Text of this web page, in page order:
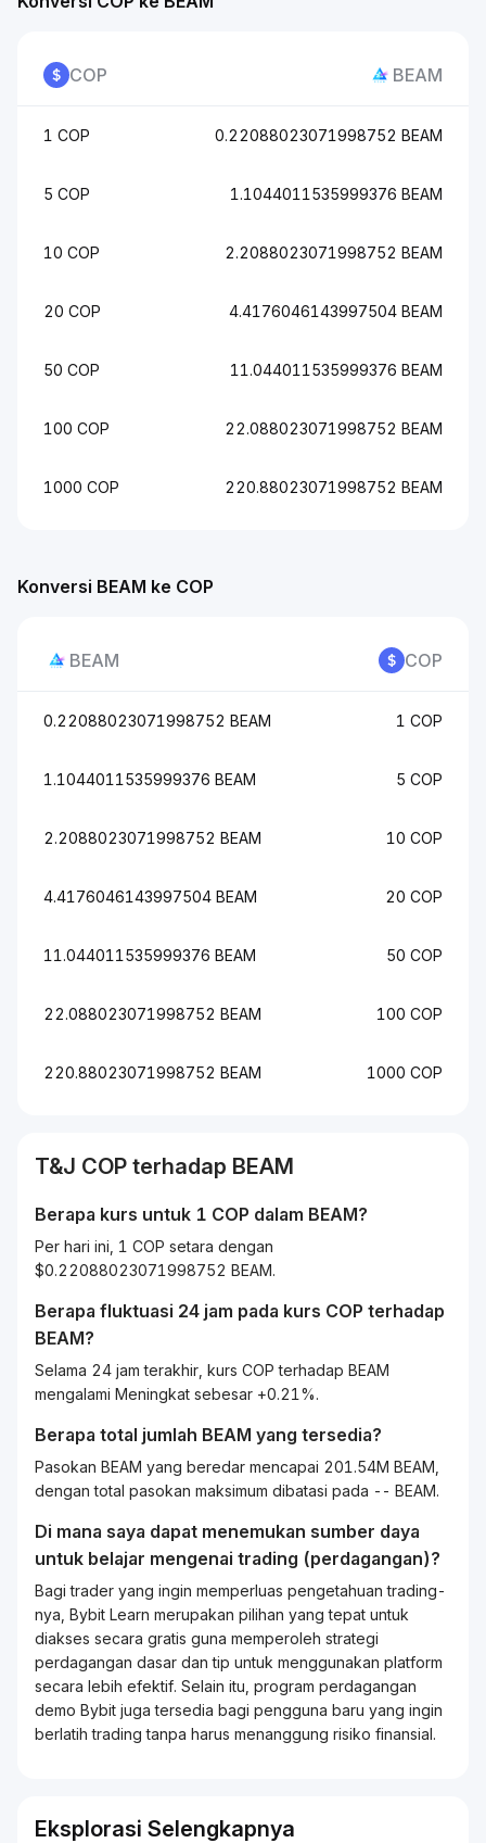
Konversi BEAM ke COP
BEAM COP
0.22088023071998752 BEAM 1 COP
1.1044011535999376 BEAM 5 COP
2.2088023071998752 BEAM 10 COP
4.4176046143997504 BEAM 20 COP
11.044011535999376 BEAM 50 COP
22.088023071998752 BEAM 100 COP
220.88023071998752 BEAM 1000 COP
COP BEAM
1 COP 0.22088023071998752 BEAM
5 COP 1.1044011535999376 BEAM
10 COP 2.2088023071998752 BEAM
20 COP 4.4176046143997504 BEAM
50 COP 11.044011535999376 BEAM
100 COP 22.088023071998752 BEAM
1000 COP 220.88023071998752 BEAM
T&J COP terhadap BEAM
Berapa kurs untuk 1 COP dalam BEAM?
Per hari ini, 1 COP setara dengan
$0.22088023071998752 BEAM.
Berapa fluktuasi 24 jam pada kurs COP terhadap
BEAM?
Selama 24 jam terakhir, kurs COP terhadap BEAM
mengalami Meningkat sebesar +0.21%.
Berapa total jumlah BEAM yang tersedia?
Pasokan BEAM yang beredar mencapai 201.54M BEAM,
dengan total pasokan maksimum dibatasi pada -- BEAM.
Di mana saya dapat menemukan sumber daya
untuk belajar mengenai trading (perdagangan)?
Bagi trader yang ingin memperluas pengetahuantrading-
nya, Bybit Learn merupakan pilihan yang tepat untuk
diakses secara gratis guna memperoleh strategi
perdagangan dasar dan tip untuk menggunakan platform
secara lebih efektif. Selain itu, program perdagangan
demo Bybit juga tersedia bagi pengguna baru yang ingin
berlatihtradingtanpa harus menanggung risiko finansial.
Eksplorasi Selengkapnya